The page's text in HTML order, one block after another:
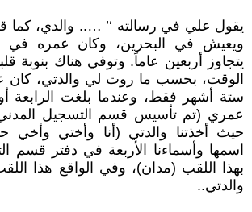
يقول علي في رسالته ‘’ ….. والدي، كما
ويعيش في البحرين، وكان عمره في
يتجاوز أربعين عاماً. وتوفي هناك بنوبة
الوقت، بحسب ما روت لي والدتي، كان
ستة أشهر فقط، وعندما بلغت الرابعة
عمري (تم تأسيس قسم التسجيل
حيث أخذتنا والدتي (أنا وأختي
اسمها وأسماءنا الأربعة في دفتر قسم
بهذا اللقب (مدان)، وفي الواقع هذا
والدتي..